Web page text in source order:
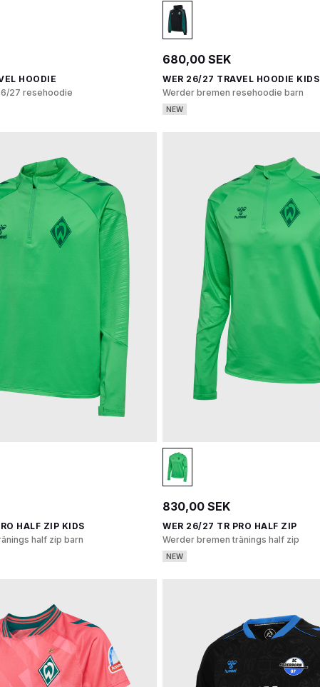
HOODIE
27 resehoodie
680,00 SEK
WER 26/27 TRAVEL HOODIE KIDS
Werder bremen resehoodie barn
NEW
HALF ZIP KIDS
half zip barn
830,00 SEK
WER 26/27 TR PRO HALF ZIP
Werder bremen tränings half zip
NEW